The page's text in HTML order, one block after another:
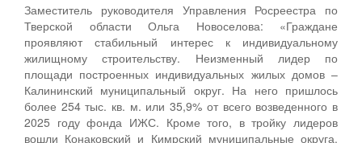
Заместитель руководителя Управления Росреестра по
Тверской области Ольга Новоселова: «Граждане
проявляют стабильный интерес к индивидуальному
жилищному строительству. Неизменный лидер по
площади построенных индивидуальных жилых домов –
Калининский муниципальный округ. На него пришлось
более 254 тыс. кв. м. или 35,9% от всего возведенного в
2025 году фонда ИЖС. Кроме того, в тройку лидеров
вошли Конаковский и Кимрский муниципальные округа.